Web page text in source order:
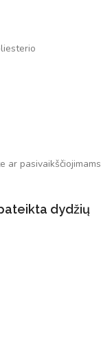
ar pasivaikščiojimams
dydžių